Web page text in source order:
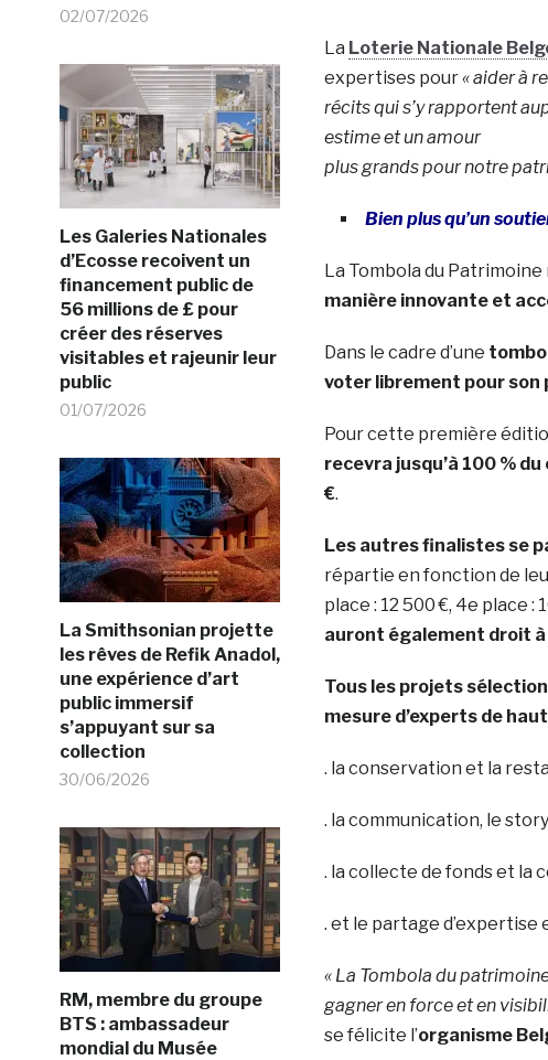
02/07/2026
Les Galeries Nationales
d’Ecosse recoivent un
financement public de
56 millions de £ pour
créer des réserves
visitables et rajeunir leur
public
01/07/2026
La Smithsonian projette
les rêves de Refik Anadol,
une expérience d’art
public immersif
s’appuyant sur sa
collection
30/06/2026
RM, membre du groupe
BTS : ambassadeur
mondial du Musée
La Loterie Nationale
expertises pour« aider à
récits qui s’y rapportent
estime et un amour
plus grands pour notre
Bien plus qu’un
La Tombola du Patrimoine
manière innovante et
Dans le cadre d’une
voter librement pour son
Pour cette première
recevra jusqu’à 100 %
€.
Les autres finalistes se
répartie en fonction de
place : 12 500 €, 4e place :
auront également droit
Tous les projets
mesure d’experts de
. la conservation et la
. la communication, le
. la collecte de fonds et la
. et le partage d’expertise
« La Tombola du
gagner en force et en
se félicite l’organisme